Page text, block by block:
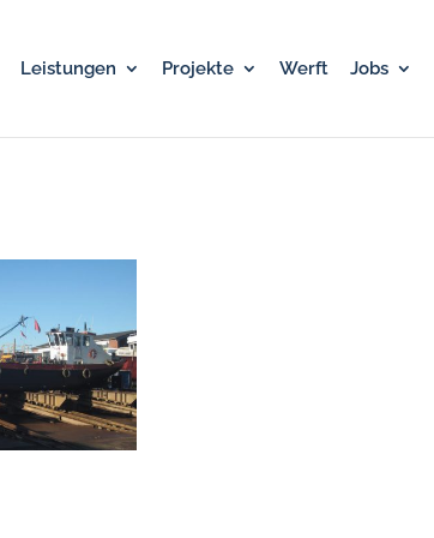
Leistungen Projekte Werft Jobs